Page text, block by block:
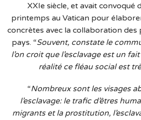
XXIe siècle, et avait convoqué
printemps au Vatican pour
concrètes avec la collaboration des
pays. “Souvent, constate le
l’on croit que l’esclavage est un
réalité ce fléau social est
“Nombreux sont les visages
l’esclavage: le trafic d’êtres
migrants et la prostitution,